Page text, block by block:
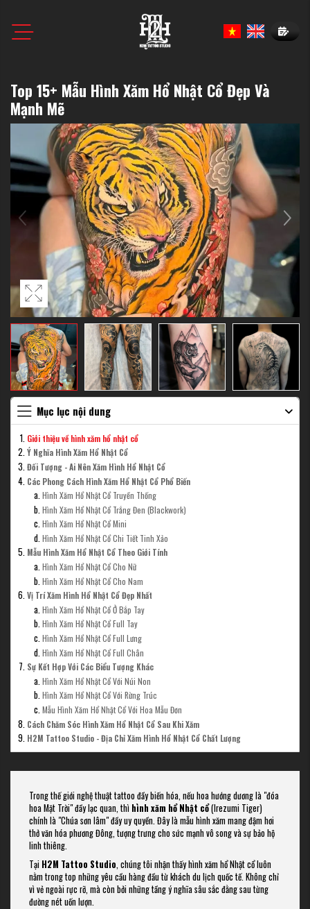
Book
Top 15+ Mẫu Hình Xăm Hổ Nhật Cổ Đẹp Và
Mạnh Mẽ
Mục lục nội dung
Giới thiệu về hình xăm hổ nhật cổ
Ý Nghĩa Hình Xăm Hổ Nhật Cổ
Đối Tượng - Ai Nên Xăm Hình Hổ Nhật Cổ
Các Phong Cách Hình Xăm Hổ Nhật Cổ Phổ Biến
Hình Xăm Hổ Nhật Cổ Truyền Thống
Hình Xăm Hổ Nhật Cổ Trắng Đen (Blackwork)
Hình Xăm Hổ Nhật Cổ Mini
Hình Xăm Hổ Nhật Cổ Chi Tiết Tinh Xảo
Mẫu Hình Xăm Hổ Nhật Cổ Theo Giới Tính
Hình Xăm Hổ Nhật Cổ Cho Nữ
Hình Xăm Hổ Nhật Cổ Cho Nam
Vị Trí Xăm Hình Hổ Nhật Cổ Đẹp Nhất
Hình Xăm Hổ Nhật Cổ Ở Bắp Tay
Hình Xăm Hổ Nhật Cổ Full Tay
Hình Xăm Hổ Nhật Cổ Full Lưng
Hình Xăm Hổ Nhật Cổ Full Chân
Sự Kết Hợp Với Các Biểu Tượng Khác
Hình Xăm Hổ Nhật Cổ Với Núi Non
Hình Xăm Hổ Nhật Cổ Với Rừng Trúc
Mẫu Hình Xăm Hổ Nhật Cổ Với Hoa Mẫu Đơn
Cách Chăm Sóc Hình Xăm Hổ Nhật Cổ Sau Khi Xăm
H2M Tattoo Studio - Địa Chỉ Xăm Hình Hổ Nhật Cổ Chất Lượng
Trong thế giới nghệ thuật tattoo đầy biến hóa, nếu hoa hướng dương là "đóa
hoa Mặt Trời" đầy lạc quan, thì hình xăm hổ Nhật cổ(Irezumi Tiger)
chính là "Chúa sơn lâm" đầy uy quyền. Đây là mẫu hình xăm mang đậm hơi
thở văn hóa phương Đông, tượng trưng cho sức mạnh vô song và sự bảo hộ
linh thiêng.
Tại H2M Tattoo Studio, chúng tôi nhận thấy hình xăm hổ Nhật cổ luôn
nằm trong top những yêu cầu hàng đầu từ khách du lịch quốc tế. Không chỉ
vì vẻ ngoài rực rỡ, mà còn bởi những tầng ý nghĩa sâu sắc đằng sau từng
đường nét uốn lượn.